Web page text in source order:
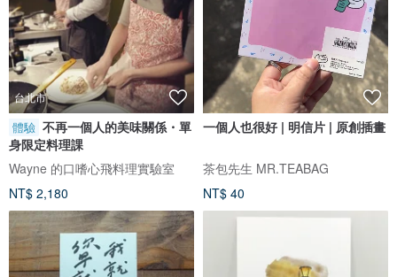
台北市
體驗 不再一個人的美味關係・單
身限定料理課
Wayne 的口嗜心飛料理實驗室
NT$ 2,180
一個人也很好 | 明信片 | 原創插畫
茶包先生 MR.TEABAG
NT$ 40